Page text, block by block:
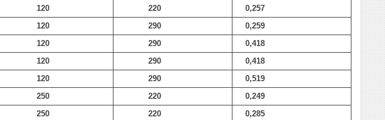
120 220
0,257
120 290
0,259
120 290
0,418
120 290
0,418
120 290
0,519
250 220
0,249
250 220
0,285